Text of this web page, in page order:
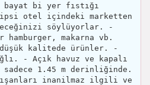
bi yer fıstığı
otel içindeki marketten
söylüyorlar. -
hamburger, makarna vb.
kalitede ürünler. -
- Açık havuz ve kapalı
1.45 m derinliğinde.
inanilmaz ilgili ve